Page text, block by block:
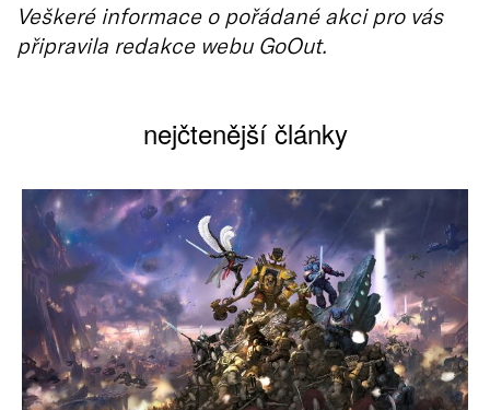
Veškeré informace o pořádané akci pro vás
připravila redakce webu GoOut.
nejčtenější články